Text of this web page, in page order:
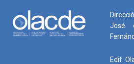
José
Edif.